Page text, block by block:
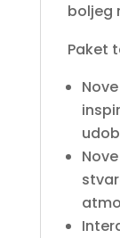
boljeg
Paket